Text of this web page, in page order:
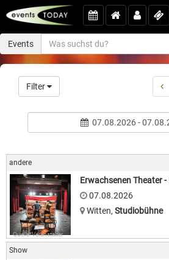
Events
Filter
07.08.2026 -
andere
Quelle: Veranstalter
Erwachsenen Theater
07.08.2026
Witten, Studiobühne
Show